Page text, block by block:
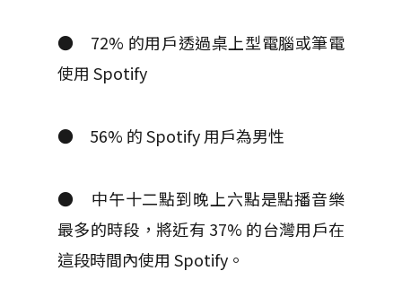
● 72% 的用戶透過桌上型電腦或筆電
使用 Spotify
● 56% 的 Spotify 用戶為男性
● 中午十二點到晚上六點是點播音樂
最多的時段，將近有 37% 的台灣用戶在
這段時間內使用 Spotify。